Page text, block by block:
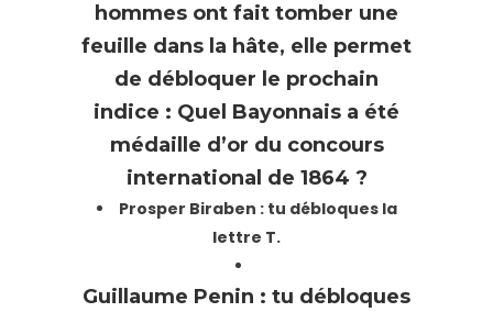
hommes ont fait tomber une
feuille dans la hâte, elle permet
de débloquer le prochain
indice : Quel Bayonnais a été
médaille d’or du concours
international de 1864 ?
Prosper Biraben : tu débloques la
lettre T.
Guillaume Penin : tu débloques